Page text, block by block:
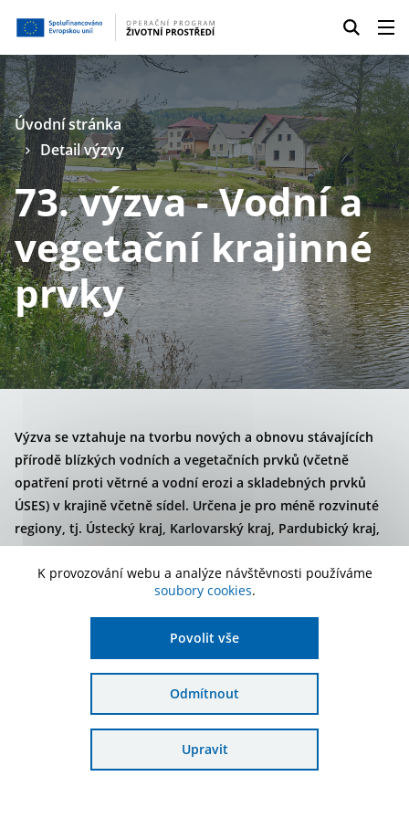
Úvodní stránka
Detail výzvy
73. výzva - Vodní a
vegetační krajinné
prvky
Výzva se vztahuje na tvorbu nových a obnovu stávajících
přírodě blízkých vodních a vegetačních prvků (včetně
opatření proti větrné a vodní erozi a skladebných prvků
ÚSES) v krajině včetně sídel. Určena je pro méně rozvinuté
regiony, tj. Ústecký kraj, Karlovarský kraj, Pardubický kraj,
Liberecký kraj, Královéhradecký kraj, Moravskoslezský kraj,
Olomoucký kraj a Zlínský kraj.
Příjem žádostí probíhá
Druh výzvy
Průběžná
Podání žádosti
20. 11. 2024 - 25. 9. 2026
400 000 000 Kč
K provozování webu a analýze návštěvnosti používáme
soubory cookies.
Povolit vše
Odmítnout
Upravit